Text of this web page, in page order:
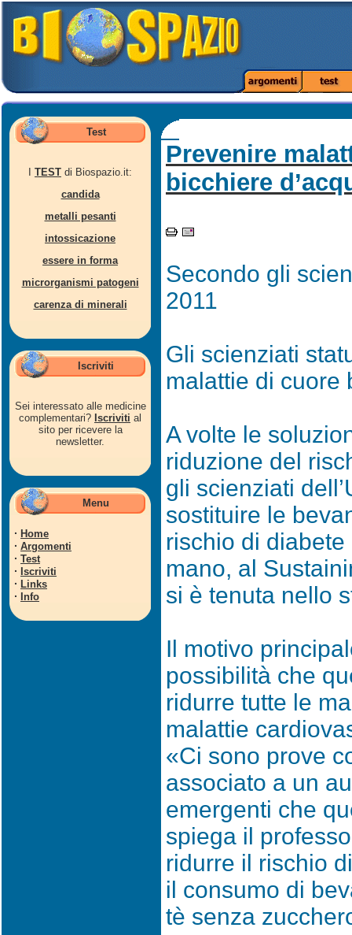
Test
TEST di Biospazio.it:
candida
metalli pesanti
intossicazione
essere in forma
microrganismi patogeni
carenza di minerali
Iscriviti
Sei interessato alle medicine
complementari? Iscriviti al
sito per ricevere la
newsletter.
Menu
· Home
· Argomenti
· Test
· Iscriviti
· Links
· Info
Prevenire
bicchiere
Secondo gli
2011
Gli scienziati
malattie di cuore
A volte le
riduzione del
gli scienziati
sostituire le
rischio di
mano, al
si è tenuta nello
Il motivo
possibilità che
ridurre tutte le
malattie
«Ci sono prove
associato a un
emergenti che
spiega il
ridurre il rischio
il consumo di
tè senza